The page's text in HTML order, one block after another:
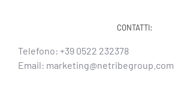
CONTATTI:
Telefono: +39 0522 232378
Email: marketing@netribegroup.com